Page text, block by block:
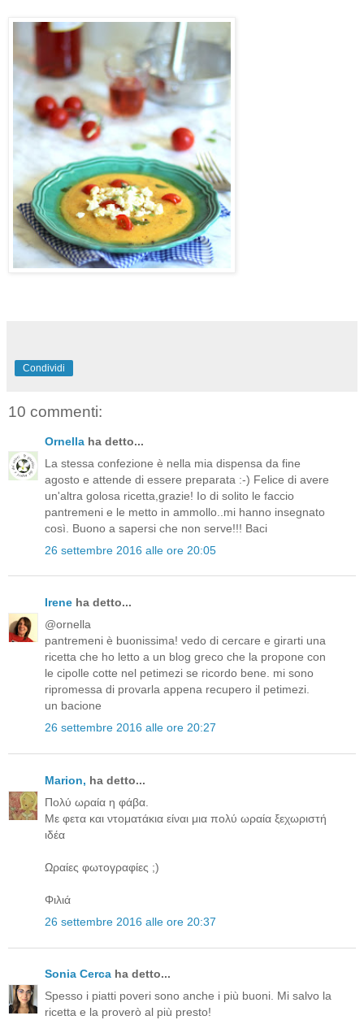
Condividi
10 commenti:
Ornella ha detto...
La stessa confezione è nella mia dispensa da fine
agosto e attende di essere preparata :-) Felice di avere
un'altra golosa ricetta,grazie! Io di solito le faccio
pantremeni e le metto in ammollo..mi hanno insegnato
così. Buono a sapersi che non serve!!! Baci
26 settembre 2016 alle ore 20:05
Irene ha detto...
@ornella
pantremeni è buonissima! vedo di cercare e girarti una
ricetta che ho letto a un blog greco che la propone con
le cipolle cotte nel petimezi se ricordo bene. mi sono
ripromessa di provarla appena recupero il petimezi.
un bacione
26 settembre 2016 alle ore 20:27
Μarion, ha detto...
Πολύ ωραία η φάβα.
Με φετα και ντοματάκια είναι μια πολύ ωραία ξεχωριστή
ιδέα
Ωραίες φωτογραφίες ;)
Φιλιά
26 settembre 2016 alle ore 20:37
Sonia Cerca ha detto...
Spesso i piatti poveri sono anche i più buoni. Mi salvo la
ricetta e la proverò al più presto!